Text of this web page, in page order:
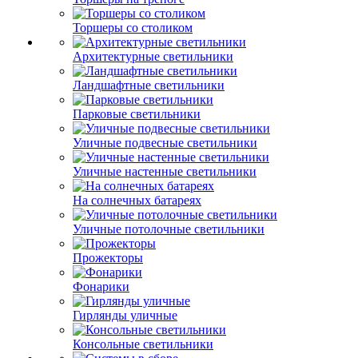
Торшеры со столиком
Архитектурные светильники
Ландшафтные светильники
Парковые светильники
Уличные подвесные светильники
Уличные настенные светильники
На солнечных батареях
Уличные потолочные светильники
Прожекторы
Фонарики
Гирлянды уличные
Консольные светильники